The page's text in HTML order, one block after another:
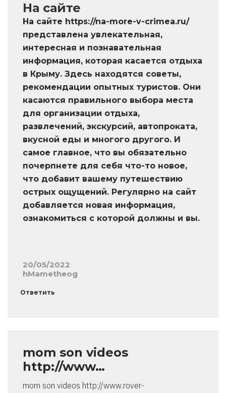
На сайте
На сайте https://na-more-v-crimea.ru/
представлена увлекательная,
интересная и познавательная
информация, которая касается отдыха
в Крыму. Здесь находятся советы,
рекомендации опытных туристов. Они
касаются правильного выбора места
для организации отдыха,
развлечений, экскурсий, автопроката,
вкусной еды и многого другого. И
самое главное, что вы обязательно
почерпнете для себя что-то новое,
что добавит вашему путешествию
острых ощущений. Регулярно на сайт
добавляется новая информация,
ознакомиться с которой должны и вы.
20/05/2022
hMametheog
Ответить
mom son videos
http://www…
mom son videos http://www.rover-